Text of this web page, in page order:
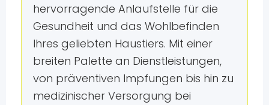
hervorragende Anlaufstelle für die
Gesundheit und das Wohlbefinden
Ihres geliebten Haustiers. Mit einer
breiten Palette an Dienstleistungen,
von präventiven Impfungen bis hin zu
medizinischer Versorgung bei